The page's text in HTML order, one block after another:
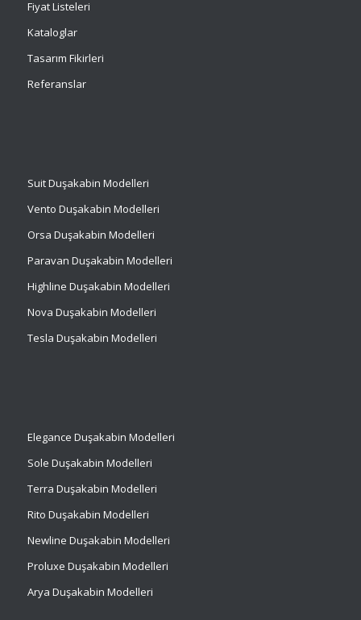
Fiyat Listeleri
Kataloglar
Tasarım Fikirleri
Referanslar
SuitDuşakabin Modelleri
Vento Duşakabin Modelleri
Orsa Duşakabin Modelleri
Paravan Duşakabin Modelleri
Highline Duşakabin Modelleri
Nova Duşakabin Modelleri
Tesla Duşakabin Modelleri
Elegance Duşakabin Modelleri
Sole Duşakabin Modelleri
Terra Duşakabin Modelleri
Rito Duşakabin Modelleri
Newline Duşakabin Modelleri
Proluxe Duşakabin Modelleri
Arya Duşakabin Modelleri